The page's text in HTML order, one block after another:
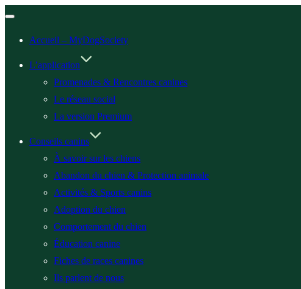
Ouvrir/fermer
navigationAccueil – MyDogSociety
L’application
Promenades & Rencontres canines
Le réseau social
La version Premium
Conseils canins
À savoir sur les chiens
Abandon du chien & Protection animale
Activités & Sports canins
Adoption du chien
Comportement du chien
Éducation canine
Fiches de races canines
Ils parlent de nous